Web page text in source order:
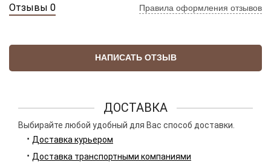
Отзывы 0 Правила оформления отзывов
НАПИСАТЬ ОТЗЫВ
ДОСТАВКА
Выбирайте любой удобный для Вас способ доставки.
Доставка курьером
Доставка транспортными компаниями